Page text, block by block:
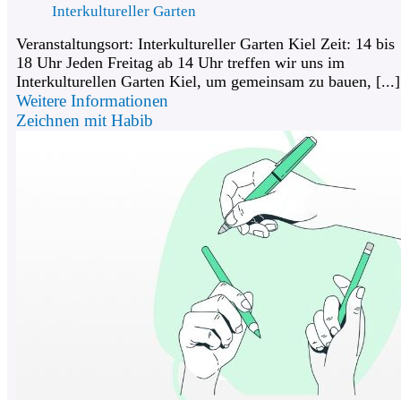
Interkultureller Garten
Veranstaltungsort: Interkultureller Garten Kiel Zeit: 14 bis
18 Uhr Jeden Freitag ab 14 Uhr treffen wir uns im
Interkulturellen Garten Kiel, um gemeinsam zu bauen, [...]
Weitere Informationen
Zeichnen mit Habib